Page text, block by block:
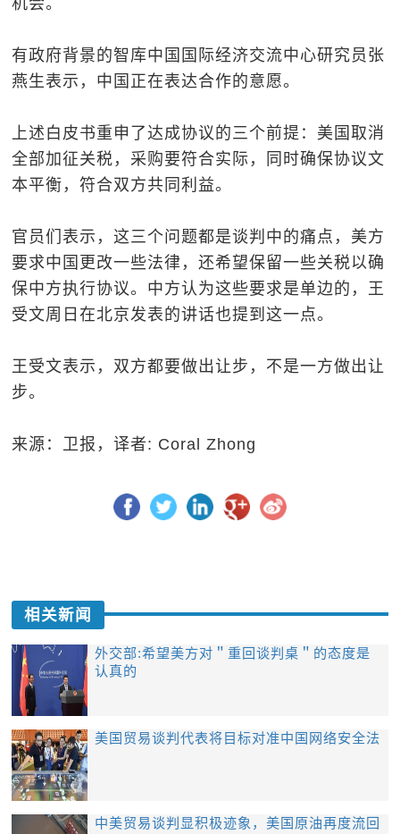
机会。
有政府背景的智库中国国际经济交流中心研究员张
燕生表示，中国正在表达合作的意愿。
上述白皮书重申了达成协议的三个前提：美国取消
全部加征关税，采购要符合实际，同时确保协议文
本平衡，符合双方共同利益。
官员们表示，这三个问题都是谈判中的痛点，美方
要求中国更改一些法律，还希望保留一些关税以确
保中方执行协议。中方认为这些要求是单边的，王
受文周日在北京发表的讲话也提到这一点。
王受文表示，双方都要做出让步，不是一方做出让
步。
来源：卫报，译者: Coral Zhong
相关新闻
外交部:希望美方对＂重回谈判桌＂的态度是
认真的
美国贸易谈判代表将目标对准中国网络安全法
中美贸易谈判显积极迹象，美国原油再度流回